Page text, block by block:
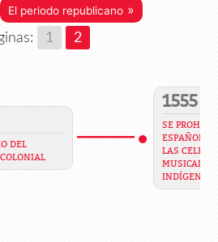
El periodo republicano »
1 2
DEL
1555
SE PROHIBE
LAS
MUSICALES
INDÍGENAS